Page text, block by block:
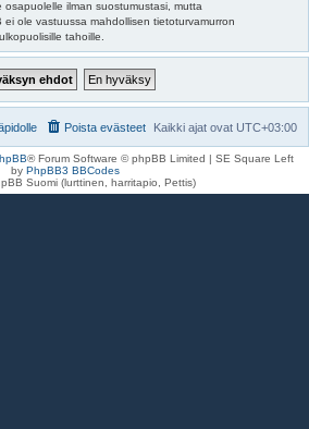
ilman suostumustasi, mutta
ole vastuussa mahdollisen tietoturvamurron
tahoille.
Kaikki ajat ovat UTC+03:00
Poista evästeet
® Forum Software © phpBB Limited | SE Square Left
by PhpBB3 BBCodes
Suomi (lurttinen, harritapio, Pettis)